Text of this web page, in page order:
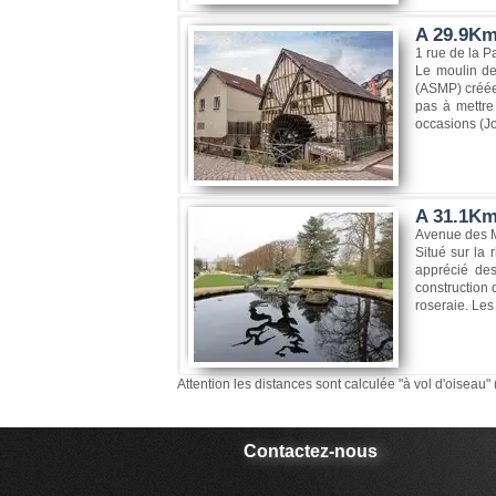
A
1 rue de la
Le moulin
(ASMP)
pas à
occasions
A
Avenue des
Situé sur la
apprécié
construction
roseraie.
Attention les distances sont calculée "à vol
Contactez-nous